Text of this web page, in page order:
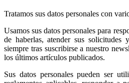
Tratamos sus datos personales con
Usamos sus datos personales para
de haberlas, atender sus
siempre tras suscribirse a nuestro
los últimos artículos publicados.
Sus datos personales pueden ser